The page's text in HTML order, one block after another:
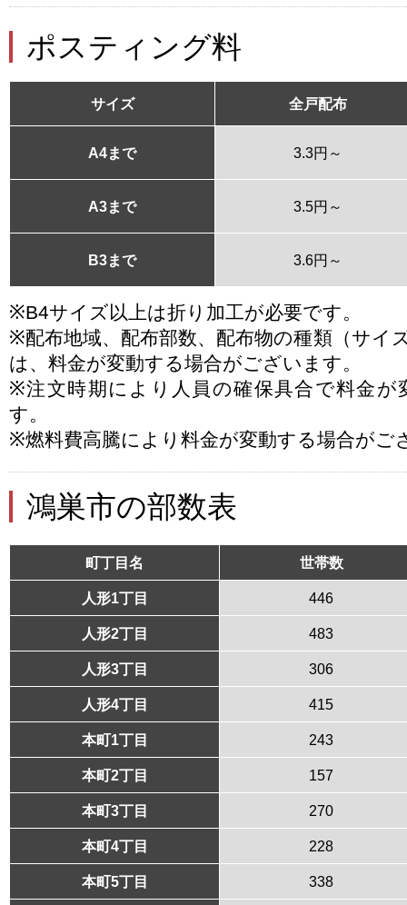
ポスティング料
サイズ 全戸配布
A4まで 3.3円～
A3まで 3.5円～
B3まで 3.6円～
※B4サイズ以上は折り加工が必要です。
※配布地域、配布部数、配布物の種類（サイ
は、料金が変動する場合がございます。
※注文時期により人員の確保具合で料金が
す。
※燃料費高騰により料金が変動する場合がご
鴻巣市の部数表
町丁目名 世帯数
人形1丁目 446
人形2丁目 483
人形3丁目 306
人形4丁目 415
本町1丁目 243
本町2丁目 157
本町3丁目 270
本町4丁目 228
本町5丁目 338